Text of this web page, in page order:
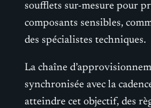
soufflets sur-mesure pour
composants sensibles,
des spécialistes techniques.
La chaîne
synchronisée avec la
atteindre cet objectif, des